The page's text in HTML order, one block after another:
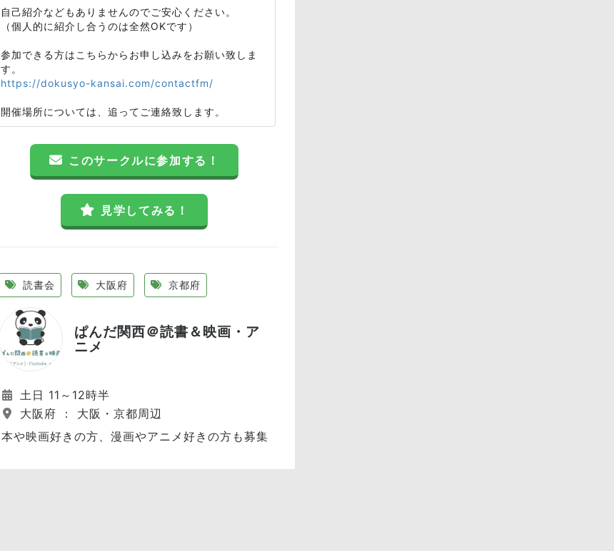
自己紹介などもありませんのでご安心ください。
（個人的に紹介し合うのは全然OKです）
参加できる方はこちらからお申し込みをお願い致しま
す。
https://dokusyo-kansai.com/contactfm/
開催場所については、追ってご連絡致します。
このサークルに参加する！
見学してみる！
読書会 大阪府 京都府
ぱんだ関西＠読書＆映画・ア
ニメ
土日 11～12時半
大阪府 ： 大阪・京都周辺
本や映画好きの方、漫画やアニメ好きの方も募集